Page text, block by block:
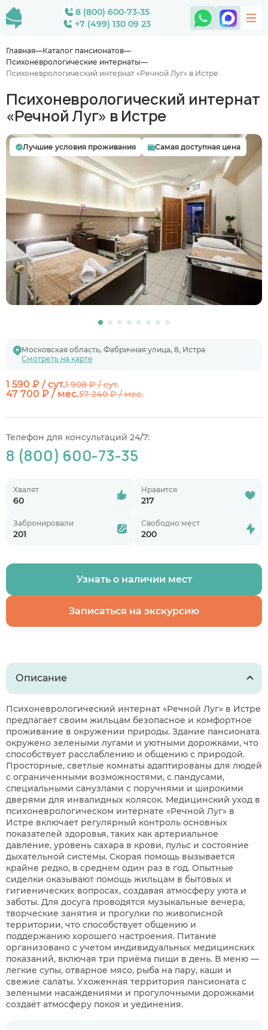
8 (800) 600-73-35
+7 (499) 130 09 23
Главная
Каталог пансионатов
Психоневрологические интернаты
Психоневрологический интернат «Речной Луг» в Истре
Психоневрологический интернат
«Речной Луг» в Истре
Московская область, Фабричная улица, 8, Истра
Смотреть на карте
1 590 ₽ / сут.1 908 ₽ / сут.
47 700 ₽ / мес.57 240 ₽ / мес.
Телефон для консультаций 24/7:
8 (800) 600-73-35
Хвалят
60
Нравится
217
Забронировали
201
Свободно мест
200
Узнать о наличии мест
Записаться на экскурсию
Лучшие условия проживания Самая доступная цена
Описание
Психоневрологический интернат «Речной Луг» в Истре
предлагает своим жильцам безопасное и комфортное
проживание в окружении природы. Здание пансионата
окружено зелеными лугами и уютными дорожками, что
способствует расслаблению и общению с природой.
Просторные, светлые комнаты адаптированы для людей
с ограниченными возможностями, с пандусами,
специальными санузлами с поручнями и широкими
дверями для инвалидных колясок. Медицинский уход в
психоневрологическом интернате «Речной Луг» в
Истре включает регулярный контроль основных
показателей здоровья, таких как артериальное
давление, уровень сахара в крови, пульс и состояние
дыхательной системы. Скорая помощь вызывается
крайне редко, в среднем один раз в год. Опытные
сиделки оказывают помощь жильцам в бытовых и
гигиенических вопросах, создавая атмосферу уюта и
заботы. Для досуга проводятся музыкальные вечера,
творческие занятия и прогулки по живописной
территории, что способствует общению и
поддержанию хорошего настроения. Питание
организовано с учетом индивидуальных медицинских
показаний, включая три приёма пищи в день. В меню —
легкие супы, отварное мясо, рыба на пару, каши и
свежие салаты. Ухоженная территория пансионата с
зелеными насаждениями и прогулочными дорожками
создаёт атмосферу покоя и уединения.